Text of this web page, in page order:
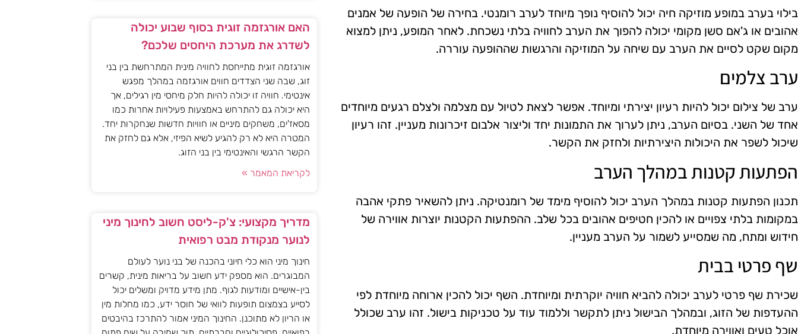
בילוי בערב במופע מוזיקה חיה יכול להוסיף נופך מיוחד לערב רומנטי. בחירה של הופעה של אמנים
אהובים או ג'אם סשן מקומי יכולה להפוך את הערב לחוויה בלתי נשכחת. לאחר המופע, ניתן למצוא
מקום שקט לסיים את הערב עם שיחה על המוזיקה והרגשות שההופעה עוררה.
ערב צלמים
ערב של צילום יכול להיות רעיון יצירתי ומיוחד. אפשר לצאת לטיול עם מצלמה ולצלם רגעים מיוחדים
אחד של השני. בסיום הערב, ניתן לערוך את התמונות יחד וליצור אלבום זיכרונות מעניין. זהו רעיון
שיכול לשפר את היכולות היצירתיות ולחזק את הקשר.
הפתעות קטנות במהלך הערב
תכנון הפתעות קטנות במהלך הערב יכול להוסיף מימד של רומנטיקה. ניתן להשאיר פתקי אהבה
במקומות בלתי צפויים או להכין חטיפים אהובים בכל שלב. ההפתעות הקטנות יוצרות אווירה של
חידוש ומתח, מה שמסייע לשמור על הערב מעניין.
שף פרטי בבית
שכירת שף פרטי לערב יכולה להביא חוויה יוקרתית ומיוחדת. השף יכול להכין ארוחה מיוחדת לפי
ההעדפות של הזוג, ובמהלך הבישול ניתן לתקשר וללמוד עוד על טכניקות בישול. זהו ערב שכולל
אוכל טעים ואווירה מיוחדת.
האם אורגזמה זוגית בסוף שבוע יכולה
לשדרג את מערכת היחסים שלכם?
אורגזמה זוגית מתייחסת לחוויה מינית המתרחשת בין בני
זוג, שבה שני הצדדים חווים אורגזמה במהלך מפגש
אינטימי. חוויה זו יכולה להיות חלק מיחסי מין רגילים, אך
היא יכולה גם להתרחש באמצעות פעילויות אחרות כמו
מסאז'ים, משחקים מיניים או חוויות חדשות שנחקרות יחד.
המטרה היא לא רק להגיע לשיא הפיזי, אלא גם לחזק את
הקשר הרגשי והאינטימי בין בני הזוג.
לקריאת המאמר »
מדריך מקצועי: צ'ק-ליסט חשוב לחינוך מיני
לנוער מנקודת מבט רפואית
חינוך מיני הוא כלי חיוני בהכנה של בני נוער לעולם
המבוגרים. הוא מספק ידע חשוב על בריאות מינית, קשרים
בין-אישיים ומודעות לגוף. מתן מידע מדויק ומשלים יכול
לסייע בצמצום תופעות לוואי של חוסר ידע, כמו מחלות מין
או הריון לא מתוכנן. החינוך המיני אמור להתרכז בהיבטים